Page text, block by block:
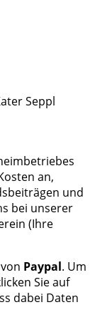
Seppl
an,
und
bei unserer
(Ihre
Paypal. Um
Sie auf
dabei Daten